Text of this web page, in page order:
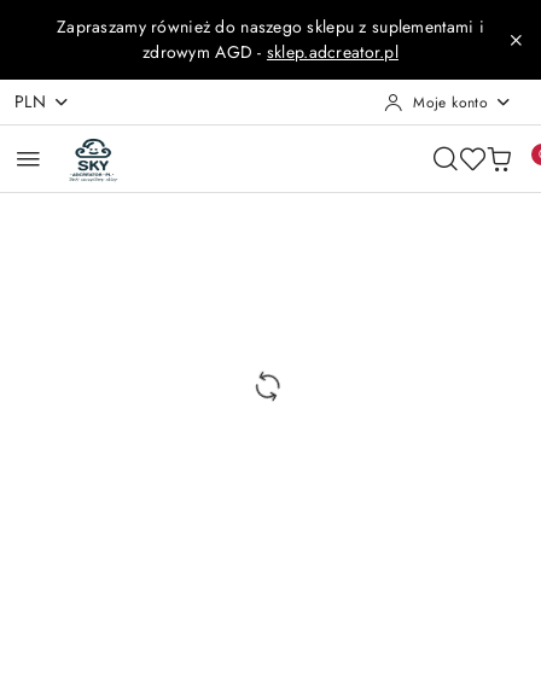
Przejdź do treści głównej
Przejdź do wyszukiwarki
Przejdź do moje konto
Przejdź do menu głównego
Przejdź do opisu produktu
Przejdź do stopki
Zapraszamy również do naszego sklepu z suplementami i
zdrowym AGD - sklep.adcreator.pl
PLN Moje konto